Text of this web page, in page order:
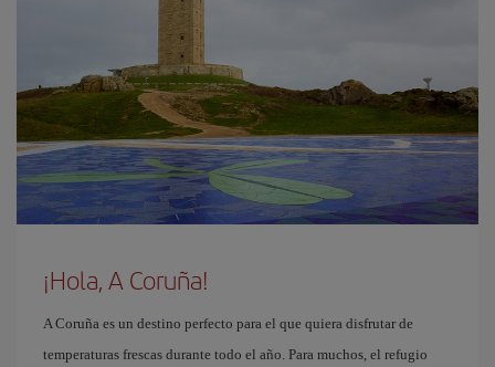
¡Hola, A Coruña!
A Coruña es un destino perfecto para el que quiera disfrutar de
temperaturas frescas durante todo el año. Para muchos, el refugio